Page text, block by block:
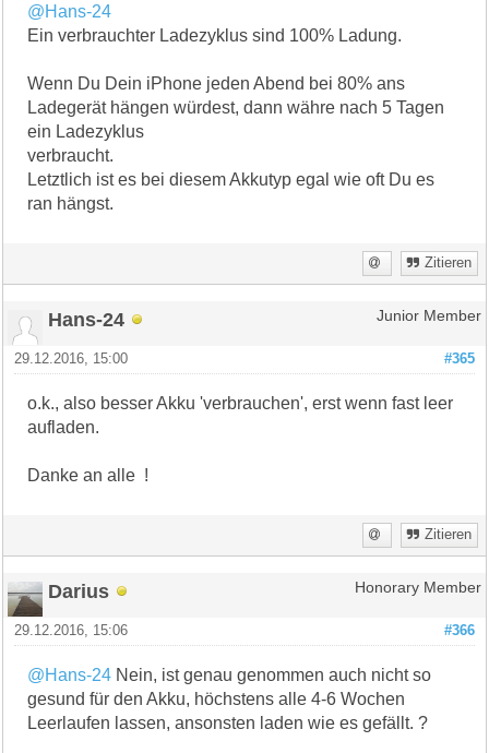
@Hans-24
Ein verbrauchter Ladezyklus sind 100% Ladung.
Wenn Du Dein iPhone jeden Abend bei 80% ans
Ladegerät hängen würdest, dann währe nach 5 Tagen
ein Ladezyklus
verbraucht.
Letztlich ist es bei diesem Akkutyp egal wie oft Du es
ran hängst.
Zitieren
Hans-24 Junior Member
#365
29.12.2016, 15:00
o.k., also besser Akku 'verbrauchen', erst wenn fast leer
aufladen.
Danke an alle !
Zitieren
Darius Honorary Member
#366
29.12.2016, 15:06
@Hans-24 Nein, ist genau genommen auch nicht so
gesund für den Akku, höchstens alle 4-6 Wochen
Leerlaufen lassen, ansonsten laden wie es gefällt. ?